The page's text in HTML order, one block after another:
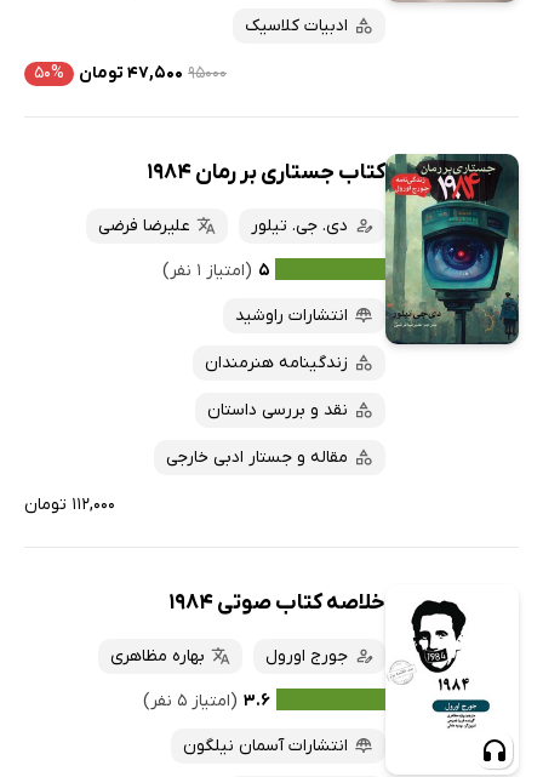
ادبیات کلاسیک
۹۵۰۰۰ ۴۷,۵۰۰ تومان ۵۰%
کتاب جستاری بر رمان 1984
دی. جی. تیلور
علیرضا فرضی
۵ (امتیاز ۱ نفر)
انتشارات راوشید
زندگینامه هنرمندان
نقد و بررسی داستان
مقاله و جستار ادبی خارجی
۱۱۲,۰۰۰ تومان
خلاصه کتاب صوتی 1984
جورج اورول
‬بهاره ‬مظاهری
۳.۶ (امتیاز ۵ نفر)
انتشارات آسمان نیلگون